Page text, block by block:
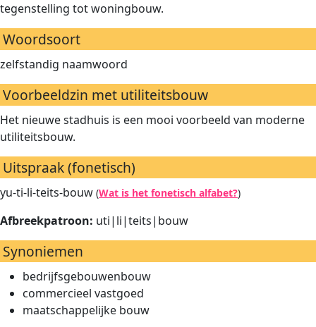
tegenstelling tot woningbouw.
Woordsoort
zelfstandig naamwoord
Voorbeeldzin met utiliteitsbouw
Het nieuwe stadhuis is een mooi voorbeeld van moderne
utiliteitsbouw.
Uitspraak (fonetisch)
yu-ti-li-teits-bouw (Wat is het fonetisch alfabet?)
Afbreekpatroon: uti|li|teits|bouw
Synoniemen
bedrijfsgebouwenbouw
commercieel vastgoed
maatschappelijke bouw